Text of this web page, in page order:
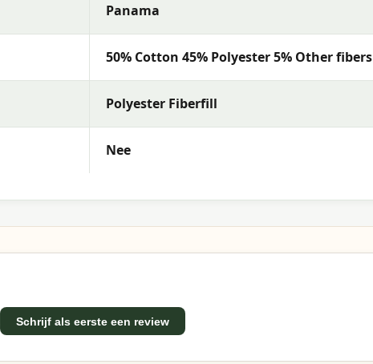
Panama
50% Cotton 45% Polyester 5% Other fibers
Polyester Fiberfill
Nee
Schrijf als eerste een review